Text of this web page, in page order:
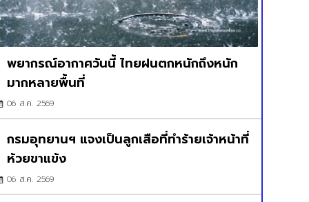
พยากรณ์อากาศวันนี้ ไทยฝนตกหนักถึงหนัก
มากหลายพื้นที่
06 ส.ค. 2569
กรมอุทยานฯ แจงเป็นลูกเสือที่ทำร้ายเจ้าหน้าที่
ห้วยขาแข้ง
06 ส.ค. 2569